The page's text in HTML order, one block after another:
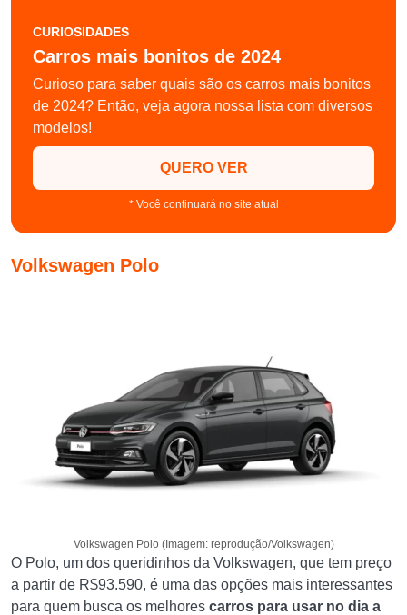
CURIOSIDADES
Carros mais bonitos de 2024
Curioso para saber quais são os carros mais bonitos
de 2024? Então, veja agora nossa lista com diversos
modelos!
QUERO VER
* Você continuará no site atual
Volkswagen Polo
Volkswagen Polo (Imagem: reprodução/Volkswagen)
O Polo, um dos queridinhos da Volkswagen, que tem preço
a partir de R$93.590, é uma das opções mais interessantes
para quem busca os melhores carros para usar no dia a